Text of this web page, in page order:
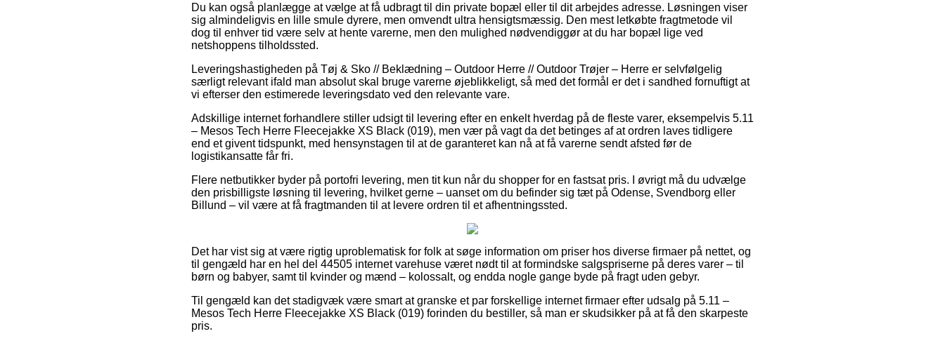
Du kan også planlægge at vælge at få udbragt til din private bopæl eller til dit arbejdes adresse. Løsningen viser
sig almindeligvis en lille smule dyrere, men omvendt ultra hensigtsmæssig. Den mest letkøbte fragtmetode vil
dog til enhver tid være selv at hente varerne, men den mulighed nødvendiggør at du har bopæl lige ved
netshoppens tilholdssted.
Leveringshastigheden på Tøj & Sko // Beklædning – Outdoor Herre // Outdoor Trøjer – Herre er selvfølgelig
særligt relevant ifald man absolut skal bruge varerne øjeblikkeligt, så med det formål er det i sandhed fornuftigt at
vi efterser den estimerede leveringsdato ved den relevante vare.
Adskillige internet forhandlere stiller udsigt til levering efter en enkelt hverdag på de fleste varer, eksempelvis 5.11
– Mesos Tech Herre Fleecejakke XS Black (019), men vær på vagt da det betinges af at ordren laves tidligere
end et givent tidspunkt, med hensynstagen til at de garanteret kan nå at få varerne sendt afsted før de
logistikansatte får fri.
Flere netbutikker byder på portofri levering, men tit kun når du shopper for en fastsat pris. I øvrigt må du udvælge
den prisbilligste løsning til levering, hvilket gerne – uanset om du befinder sig tæt på Odense, Svendborg eller
Billund – vil være at få fragtmanden til at levere ordren til et afhentningssted.
Det har vist sig at være rigtig uproblematisk for folk at søge information om priser hos diverse firmaer på nettet, og
til gengæld har en hel del 44505 internet varehuse været nødt til at formindske salgspriserne på deres varer – til
børn og babyer, samt til kvinder og mænd – kolossalt, og endda nogle gange byde på fragt uden gebyr.
Til gengæld kan det stadigvæk være smart at granske et par forskellige internet firmaer efter udsalg på 5.11 –
Mesos Tech Herre Fleecejakke XS Black (019) forinden du bestiller, så man er skudsikker på at få den skarpeste
pris.